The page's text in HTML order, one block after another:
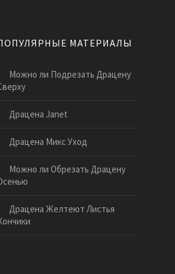
МАТЕРИАЛЫ
Можно ли Подрезать Драцену
Драцена Janet
Драцена Микс Уход
Можно ли Обрезать Драцену
Драцена Желтеют Листья